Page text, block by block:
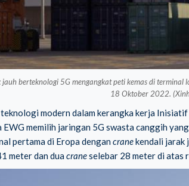
berteknologi 5G mengangkat peti kemas di
18 Oktober 2022.
modern dalam kerangka kerja
EWG memilih jaringan 5G swasta canggih
pertama di Eropa dengancranekendali jarak
meter dan duacraneselebar 28 meter di atas